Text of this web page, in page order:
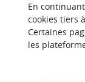
En
cookies tiers
Certaines
les